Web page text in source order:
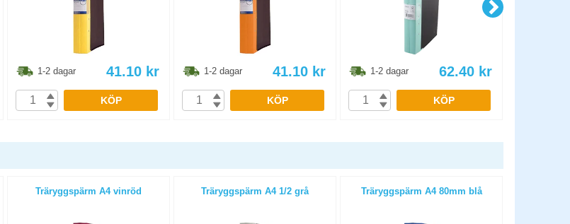
1-2 dagar 41.10 kr
KÖP
1-2 dagar 41.10 kr
KÖP
1-2 dagar 62.40 kr
KÖP
Träryggspärm A4 vinröd Träryggspärm A4 1/2 grå Träryggspärm A4 80mm blå